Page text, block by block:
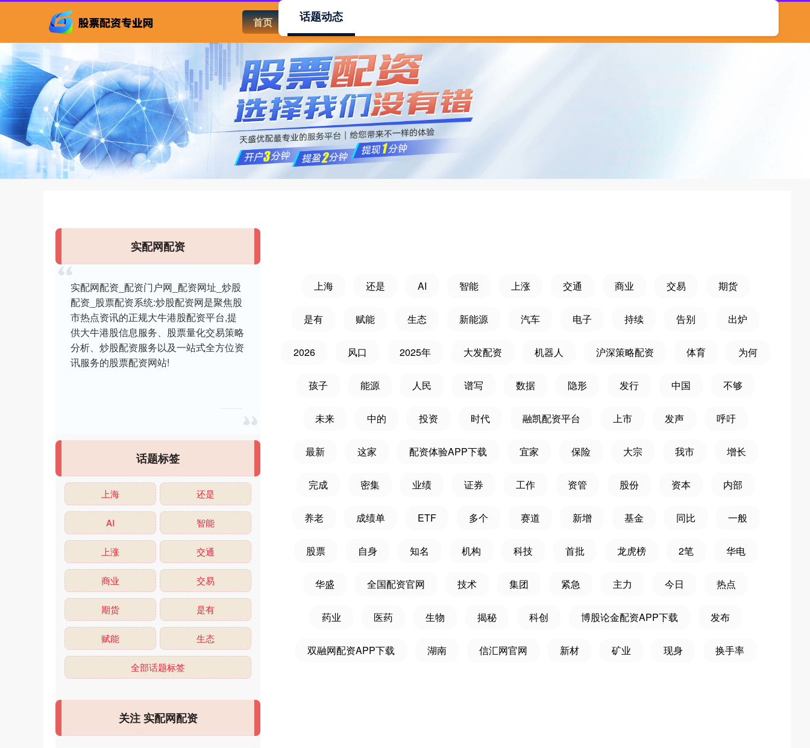
首页 实配网配资
话题动态
上海 还是 AI 智能 上涨 交通 商业 交易 期货
是有 赋能 生态 新能源 汽车 电子 持续 告别 出炉
2026 风口 2025年 大发配资 机器人 沪深策略配资 体育 为何
孩子 能源 人民 谱写 数据 隐形 发行 中国 不够
未来 中的 投资 时代 融凯配资平台 上市 发声 呼吁
最新 这家 配资体验APP下载 宜家 保险 大宗 我市 增长
完成 密集 业绩 证券 工作 资管 股份 资本 内部
养老 成绩单 ETF 多个 赛道 新增 基金 同比 一般
股票 自身 知名 机构 科技 首批 龙虎榜 2笔 华电
华盛 全国配资官网 技术 集团 紧急 主力 今日 热点
药业 医药 生物 揭秘 科创 博股论金配资APP下载 发布
双融网配资APP下载 湖南 信汇网官网 新材 矿业 现身 换手率
实配网配资
实配网配资_配资门户网_配资网址_炒股
配资_股票配资系统:炒股配资网是聚焦股
市热点资讯的正规大牛港股配资平台,提
供大牛港股信息服务、股票量化交易策略
分析、炒股配资服务以及一站式全方位资
讯服务的股票配资网站!
话题标签
上海 还是
AI 智能
上涨 交通
商业 交易
期货 是有
赋能 生态
全部话题标签
关注 实配网配资